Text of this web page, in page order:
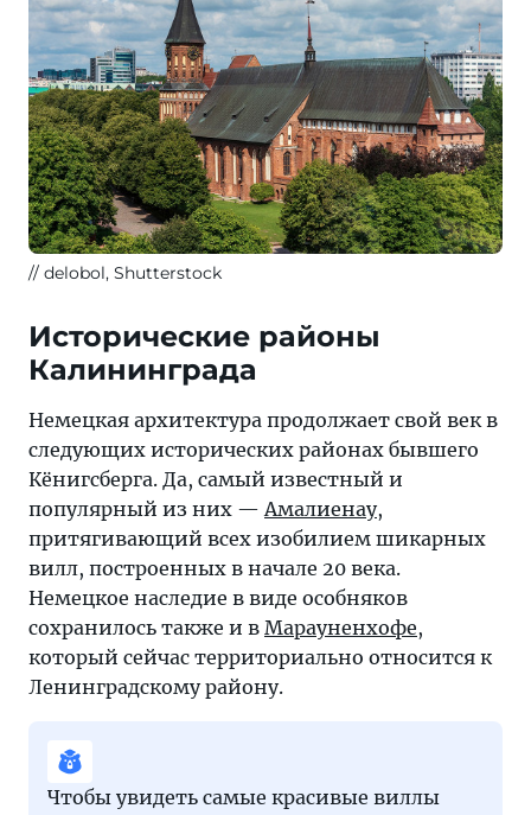
delobol, Shutterstock
Исторические районы
Калининграда
Немецкая архитектура продолжает свой век в
следующих исторических районах бывшего
Кёнигсберга. Да, самый известный и
популярный из них —Амалиенау,
притягивающий всех изобилием шикарных
вилл, построенных в начале 20 века.
Немецкое наследие в виде особняков
сохранилось также и в Марауненхофе,
который сейчас территориально относится к
Ленинградскому району.
Чтобы увидеть самые красивые виллы